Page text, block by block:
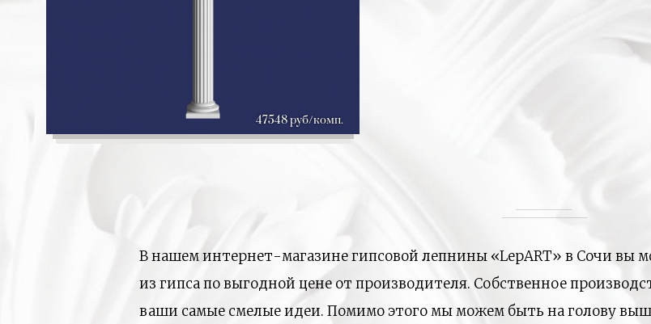
47548 руб/комп.
В нашем интернет-магазине гипсовой лепнины «LepART» в Сочи вы
из гипса по выгодной цене от производителя. Собственное
ваши самые смелые идеи. Помимо этого мы можем быть на голову